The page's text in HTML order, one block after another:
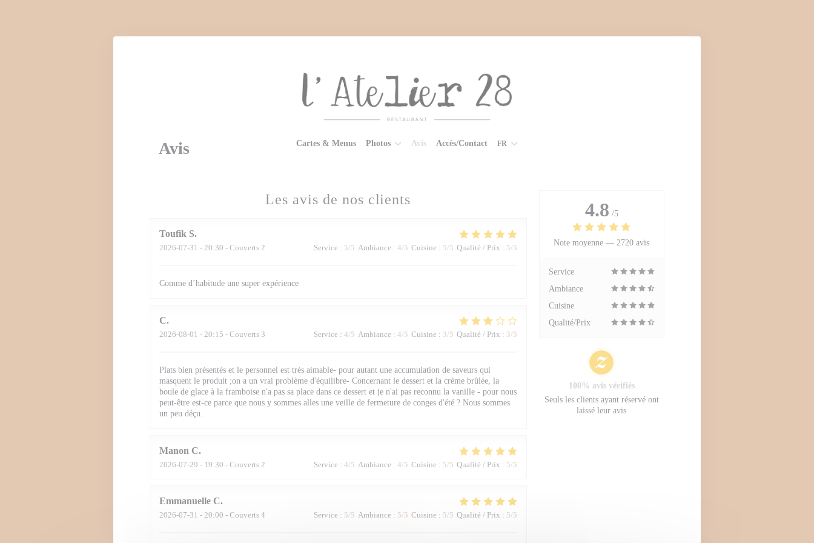
Cartes & Menus Photos Avis Accès/Contact FR
Avis
Les avis de nos clients
Toufik S
2026-07-31 - 20:30 - Couverts 2 Service : 5/5 Ambiance : 4/5 Cuisine : 5/5 Qualité / Prix : 5/5
Comme d’habitude une super expérience
C
2026-08-01 - 20:15 - Couverts 3 Service : 4/5 Ambiance : 4/5 Cuisine : 3/5 Qualité / Prix : 3/5
Plats bien présentés et le personnel est très aimable- pour autant une accumulation de saveurs qui
masquent le produit ;on a un vrai problème d'équilibre- Concernant le dessert et la crème brûlée, la
boule de glace à la framboise n'a pas sa place dans ce dessert et je n'ai pas reconnu la vanille - pour nous
peut-être est-ce parce que nous y sommes alles une veille de fermeture de conges d'été ? Nous sommes
un peu déçu.
Manon C
2026-07-29 - 19:30 - Couverts 2 Service : 4/5 Ambiance : 4/5 Cuisine : 5/5 Qualité / Prix : 5/5
Emmanuelle C
2026-07-31 - 20:00 - Couverts 4 Service : 5/5 Ambiance : 5/5 Cuisine : 5/5 Qualité / Prix : 5/5
4.8 /5
Note moyenne —2720 avis
Service
Ambiance
Cuisine
Qualité/Prix
100% avis vérifiés
Seuls les clients ayant réservé ont
laissé leur avis